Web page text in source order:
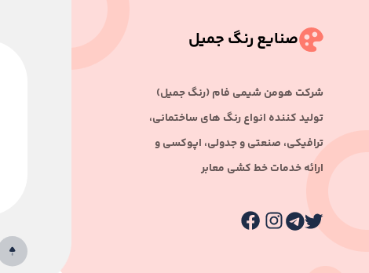
صنایع رنگ جمیل
ﺷﺮﮐﺖ ﻫﻮﻣﻦ ﺷﯿﻤﯽ ﻓﺎم (رﻧﮓ ﺟﻤﯿﻞ)
ﺗﻮﻟﯿﺪ ﮐﻨﻨﺪه اﻧﻮاع رﻧﮓ ﻫﺎی ﺳﺎﺧﺘﻤﺎﻧﯽ،
ﺗﺮاﻓﯿﮑﯽ، ﺻﻨﻌﺘﯽ و ﺟﺪوﻟﯽ، اﭘﻮﮐﺴﯽ و
اراﺋﻪ ﺧﺪﻣﺎت ﺧﻂ ﮐﺸﯽ ﻣﻌﺎﺑﺮ